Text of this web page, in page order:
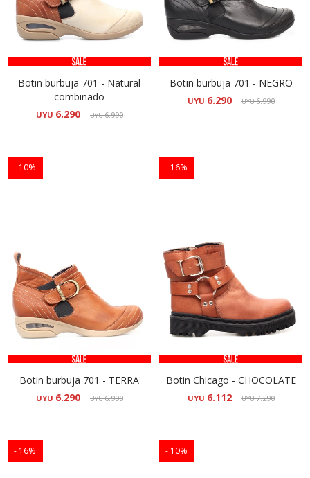
Botin burbuja 701 - Natural
combinado
UYU 6.290 UYU6.990
Botin burbuja 701 - NEGRO
UYU 6.290 UYU6.990
10
Botin burbuja 701 - TERRA
UYU 6.290 UYU6.990
16
Botin Chicago - CHOCOLATE
UYU 6.112 UYU7.290
16 10